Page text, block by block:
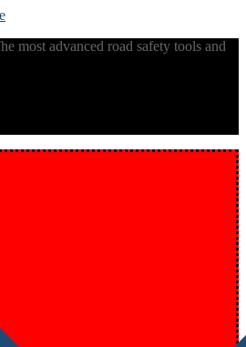
most advanced road safety tools and